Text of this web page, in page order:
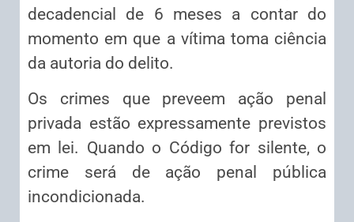
decadencial de 6 meses a contar do
momento em que a vítima toma ciência
da autoria do delito.
Os crimes que preveem ação penal
privada estão expressamente previstos
em lei. Quando o Código for silente, o
crime será de ação penal pública
incondicionada.